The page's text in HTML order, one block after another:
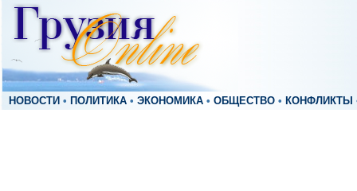
НОВОСТИ • ПОЛИТИКА • ЭКОНОМИКА • ОБЩЕСТВО • КОНФЛИКТЫ